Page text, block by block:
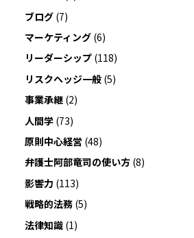
ブログ (7)
マーケティング (6)
リーダーシップ (118)
リスクヘッジ一般 (5)
事業承継 (2)
人間学 (73)
原則中心経営 (48)
弁護士阿部竜司の使い方 (8)
影響力 (113)
戦略的法務 (5)
法律知識 (1)